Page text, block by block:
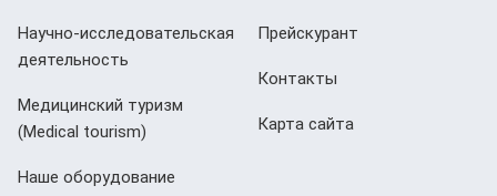
Научно-исследовательская
деятельность
Медицинский туризм
(Мedical tourism)
Наше оборудование
Прейскурант
Контакты
Карта сайта